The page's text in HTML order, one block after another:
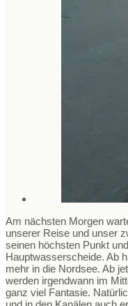
Am nächsten Morgen
unserer Reise und unser
seinen höchsten Punkt
Hauptwasserscheide. Ab
mehr in die Nordsee. Ab
werden irgendwann im
ganz viel Fantasie.